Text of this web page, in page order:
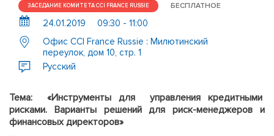
ЗАСЕДАНИЕ КОМИТЕТА CCI FRANCE RUSSIE БЕСПЛАТНОЕ
24.01.2019
09:30 - 11:00
Офис CCI France Russie : Милютинский
переулок, дом 10, стр. 1
Русский
Тема: «Инструменты для управления кредитными
рисками. Варианты решений для риск-менеджеров и
финансовых директоров»